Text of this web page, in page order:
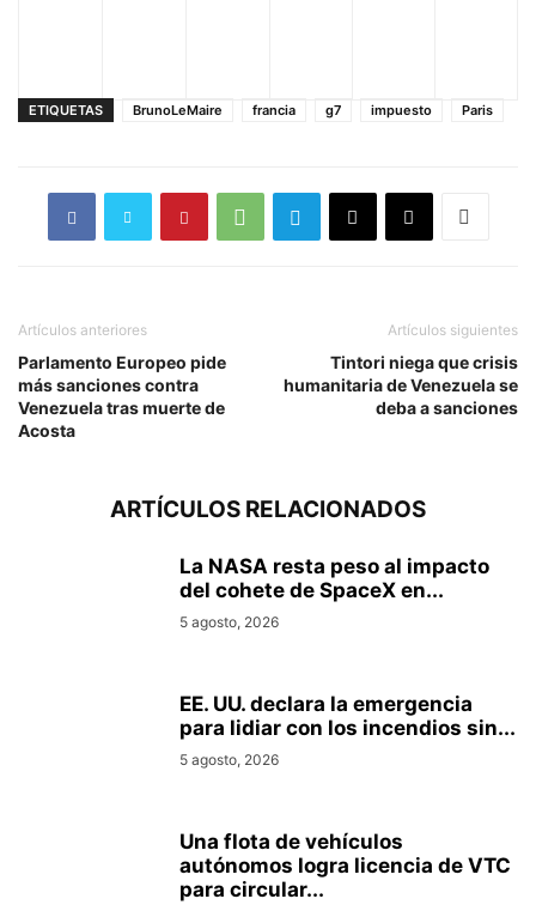
ETIQUETAS BrunoLeMaire francia g7 impuesto Paris
Artículos anteriores
Parlamento Europeo pide
más sanciones contra
Venezuela tras muerte de
Acosta
Artículos siguientes
Tintori niega que crisis
humanitaria de Venezuela se
deba a sanciones
ARTÍCULOS RELACIONADOS
La NASA resta peso al impacto
del cohete de SpaceX en...
5 agosto, 2026
EE. UU. declara la emergencia
para lidiar con los incendios sin...
5 agosto, 2026
Una flota de vehículos
autónomos logra licencia de VTC
para circular...